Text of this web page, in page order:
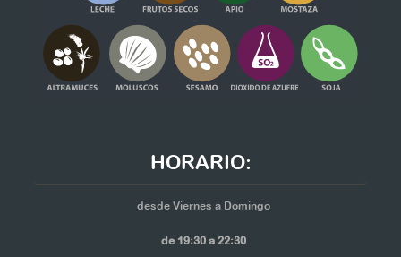
HORARIO:
desde Viernes a Domingo
de 19:30 a 22:30